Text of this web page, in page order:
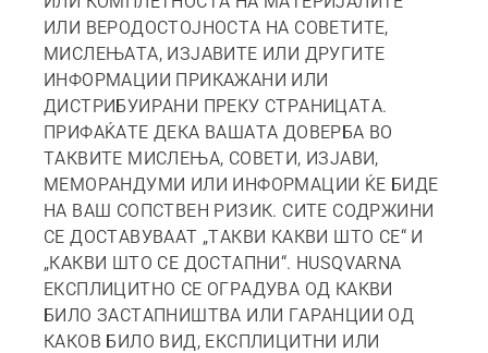
ИЛИ ВЕРОДОСТОЈНОСТА НА СОВЕТИТЕ,
МИСЛЕЊАТА, ИЗЈАВИТЕ ИЛИ ДРУГИТЕ
ИНФОРМАЦИИ ПРИКАЖАНИ ИЛИ
ДИСТРИБУИРАНИ ПРЕКУ СТРАНИЦАТА.
ПРИФАЌАТЕ ДЕКА ВАШАТА ДОВЕРБА ВО
ТАКВИТЕ МИСЛЕЊА, СОВЕТИ, ИЗЈАВИ,
МЕМОРАНДУМИ ИЛИ ИНФОРМАЦИИ ЌЕ БИДЕ
НА ВАШ СОПСТВЕН РИЗИК. СИТЕ СОДРЖИНИ
СЕ ДОСТАВУВААТ „ТАКВИ КАКВИ ШТО СЕ“ И
„КАКВИ ШТО СЕ ДОСТАПНИ“. HUSQVARNA
ЕКСПЛИЦИТНО СЕ ОГРАДУВА ОД КАКВИ
БИЛО ЗАСТАПНИШТВА ИЛИ ГАРАНЦИИ ОД
КАКОВ БИЛО ВИД, ЕКСПЛИЦИТНИ ИЛИ